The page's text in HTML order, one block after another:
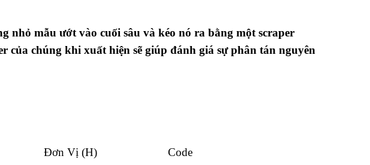
mẫu ướt vào cuối sâu và kéo nó ra bằng một scraper
của chúng khi xuất hiện sẽ giúp đánh giá sự phân tán nguyên
Đơn Vị (H) Code